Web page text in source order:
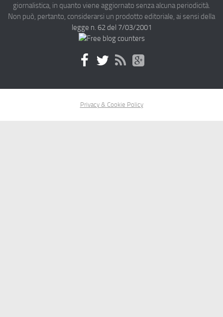
giornalistica, in quanto viene aggiornato senza alcuna periodicità.
Non può, pertanto, considerarsi un prodotto editoriale, ai sensi della
legge n. 62 del 7/03/2001
Privacy & Cookie Policy